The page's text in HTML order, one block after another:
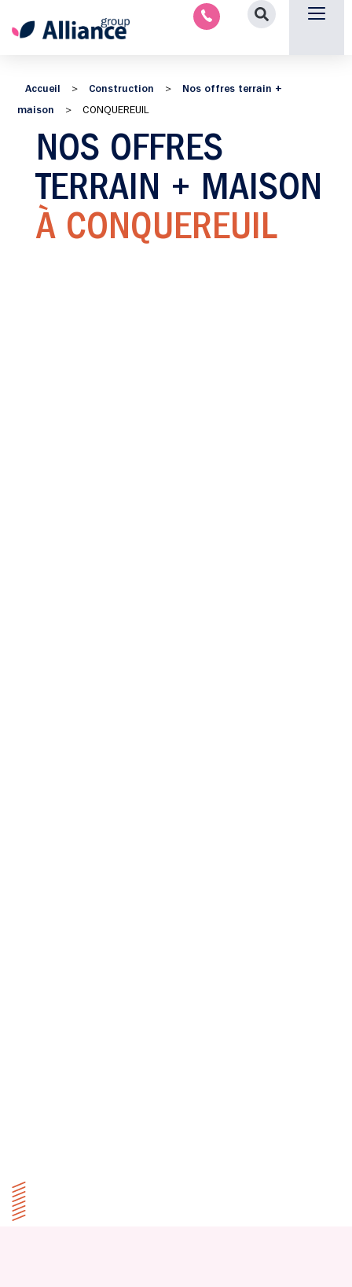
Accueil > Construction >
Nos offres terrain +
maison
> CONQUEREUIL
NOS OFFRES
TERRAIN + MAISON
À CONQUEREUIL